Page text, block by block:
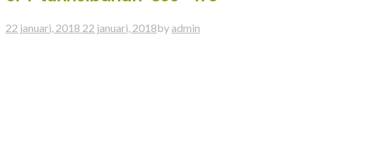
22 januari, 2018 22 januari, 2018by admin